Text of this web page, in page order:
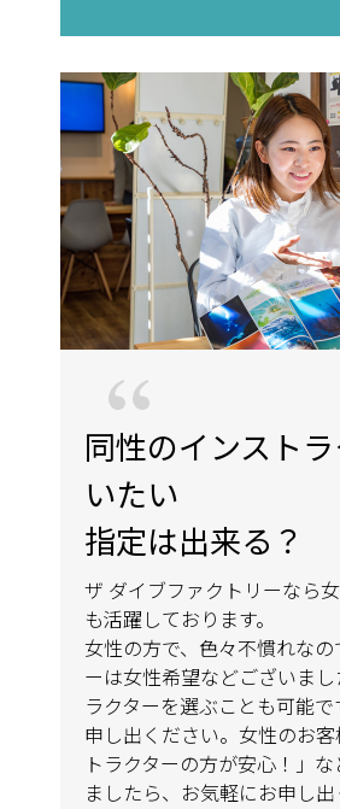
同性のインスト
いたい
指定は出来る？
ザ ダイブファクトリーなら
も活躍しております。
女性の方で、色々不慣れな
ーは女性希望などございま
ラクターを選ぶことも可能
申し出ください。女性のお
トラクターの方が安心！」
ましたら、お気軽にお申し出